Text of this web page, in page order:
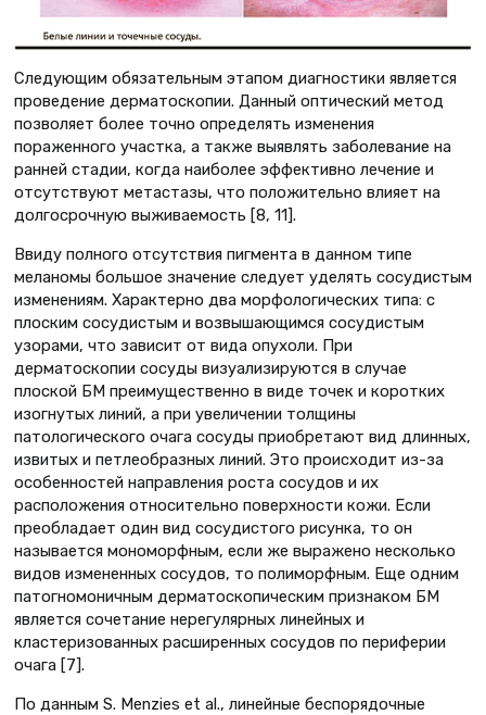
Следующим обязательным этапом диагностики является
проведение дерматоскопии. Данный оптический метод
позволяет более точно определять изменения
пораженного участка, а также выявлять заболевание на
ранней стадии, когда наиболее эффективно лечение и
отсутствуют метастазы, что положительно влияет на
долгосрочную выживаемость [8, 11].
Ввиду полного отсутствия пигмента в данном типе
меланомы большое значение следует уделять сосудистым
изменениям. Характерно два морфологических типа: с
плоским сосудистым и возвышающимся сосудистым
узорами, что зависит от вида опухоли. При
дерматоскопии сосуды визуализируются в случае
плоской БМ преимущественно в виде точек и коротких
изогнутых линий, а при увеличении толщины
патологического очага сосуды приобретают вид длинных,
извитых и петлеобразных линий. Это происходит из-за
особенностей направления роста сосудов и их
расположения относительно поверхности кожи. Если
преобладает один вид сосудистого рисунка, то он
называется мономорфным, если же выражено несколько
видов измененных сосудов, то полиморфным. Еще одним
патогномоничным дерматоскопическим признаком БМ
является сочетание нерегулярных линейных и
кластеризованных расширенных сосудов по периферии
очага [7].
По данным S. Menzies et al., линейные беспорядочные